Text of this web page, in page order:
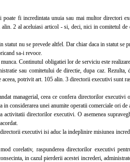
fi incredintata unuia sau mai multor directori
2 al aceluiasi articol - si, deci, nici in comitetul de
nu se prevede altfel. Dar chiar daca in statut se
sa-i revoce.
Continutul obligatiei lor de serviciu este
sau comitetului de directie, dupa caz.
potrivit art. 105 alin. 3 directorii executivi sunt
managerial, ceea ce confera directorilor executivi
considerarea unei anumite operatii comerciale ori de
directorilor executivi. O asemenea
executivi isi aduc la indeplinire misiunea
corelativ, raspunderea directorilor executivi
in cazul pierderii acestei increderi,